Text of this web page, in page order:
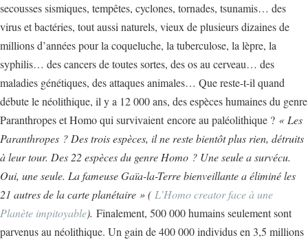
secousses sismiques, tempêtes, cyclones, tornades, tsunamis… des
virus et bactéries, tout aussi naturels, vieux de plusieurs dizaines de
millions d’années pour la coqueluche, la tuberculose, la lèpre, la
syphilis… des cancers de toutes sortes, des os au cerveau… des
maladies génétiques, des attaques animales… Que reste-t-il quand
débute le néolithique, il y a 12 000 ans, des espèces humaines du genre
Paranthropes et Homo qui survivaient encore au paléolithique ? « Les
Paranthropes ? Des trois espèces, il ne reste bientôt plus rien, détruits
à leur tour. Des 22 espèces du genre Homo ? Une seule a survécu.
Oui, une seule. La fameuse Gaïa-la-Terre bienveillante a éliminé les
21 autres de la carte planétaire » ( L’Homo creator face à une
Planète impitoyable). Finalement, 500 000 humains seulement sont
parvenus au néolithique. Un gain de 400 000 individus en 3,5 millions